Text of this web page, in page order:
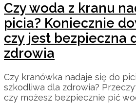
Czy woda z kranu
picia? Koniecznie
czy jest bezpieczna
zdrowia
Czy kranówka nadaje się do
szkodliwa dla zdrowia?
czy możesz bezpiecznie pić